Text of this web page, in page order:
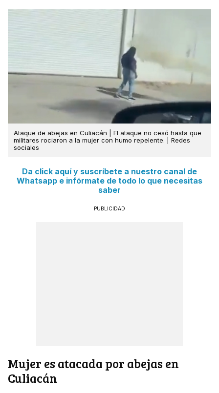
Ataque de abejas en Culiacán | El ataque no cesó hasta que
militares rociaron a la mujer con humo repelente. | Redes
sociales
Da click aquí y suscríbete a nuestro canal de
Whatsapp e infórmate de todo lo que necesitas
saber
PUBLICIDAD
Mujer es atacada por abejas en
Culiacán